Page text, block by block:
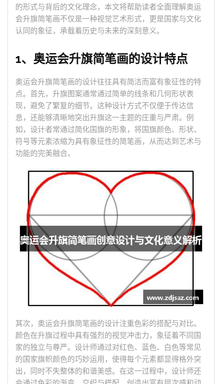
的形式与背后的文化理念，本文将帮助读者全面理解奥运
会升旗简笔画不仅是一种视觉艺术形式，更是国家与文化
认同的象征，承载着历史与未来的深刻意义。
1、奥运会升旗简笔画的设计特点
奥运会升旗简笔画的设计往往具有简洁而富有象征性的特
点。首先，升旗图案通常通过简单的线条和几何形状表
现，避免了繁复的细节。这种设计方式不仅便于传达信
息，还能够清晰地突出升旗这一主题的庄重与严肃。例
如，设计者常通过简化国旗的形象，将国旗颜色、形状、
符号等元素浓缩为具有象征性的简笔画，从而达到艺术与
功能的完美融合。
其次，奥运会升旗简笔画的设计注重色彩的搭配与对比。
颜色在升旗过程中具有强烈的视觉冲击力，象征着不同国
家的独立与尊严。设计师通过对红色、蓝色、白色等常见
的国家旗帜颜色的巧妙运用，使得每个元素都显得格外突
出，同时不失整体的和谐美感。在这一过程中，设计师还